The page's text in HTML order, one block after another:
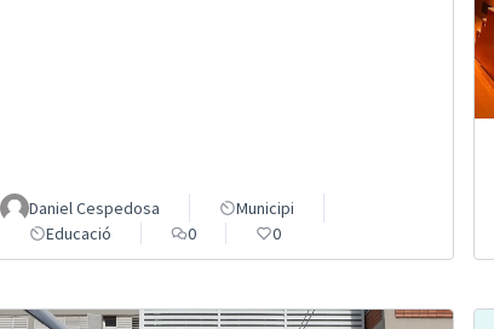
Daniel Cespedosa
Municipi
Educació
0 0